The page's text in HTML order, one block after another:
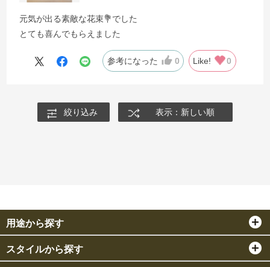
元気が出る素敵な花束💐でした
とても喜んでもらえました
参考になった 0 Like! 0
絞り込み 表示：新しい順
用途から探す
スタイルから探す